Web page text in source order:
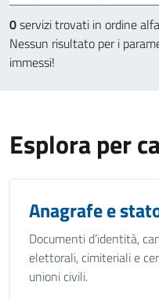
0servizi trovati in ordine
Nessun risultato per i
immessi!
Esplora per
Anagrafe e
Documenti d’identità,
elettorali, cimiteriali e
unioni civili.